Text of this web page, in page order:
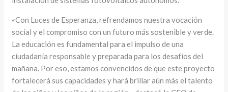
«Con Luces de Esperanza, refrendamos nuestra vocación
social y el compromiso con un futuro más sostenible y verde.
La educación es fundamental para el impulso de una
ciudadanía responsable y preparada para los desafíos del
mañana. Por eso, estamos convencidos de que este proyecto
fortalecerá sus capacidades y hará brillar aún más el talento